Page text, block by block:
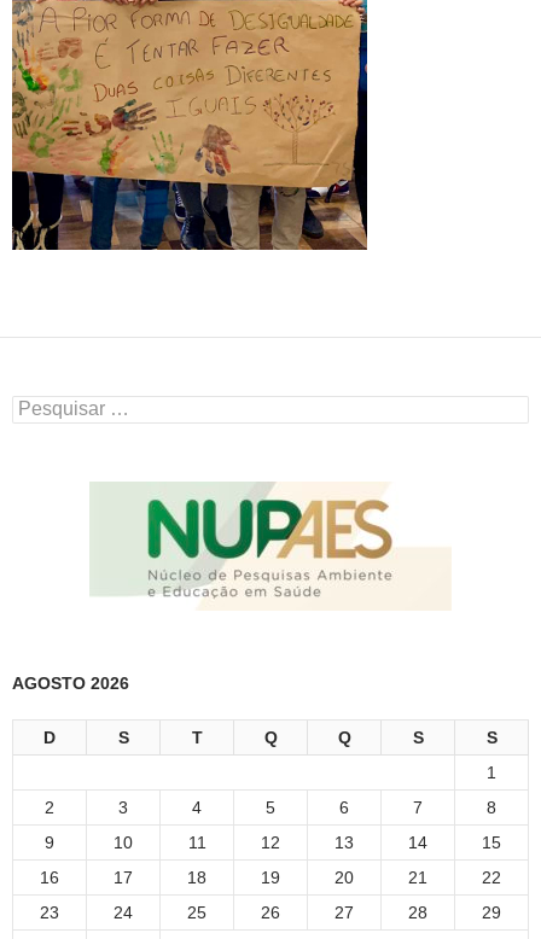
Pesquisar
por:
AGOSTO 2026
D S T Q Q S
S
1
2
3 4 5 6 7
8
9
10 11 12 13 14
15
16
17 18 19 20 21
22
23
24 25 26 27 28
29